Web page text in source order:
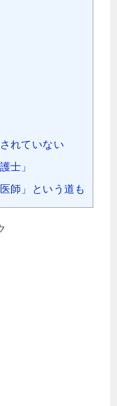
れていない
士」
師」という道も